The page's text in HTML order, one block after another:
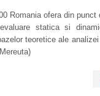
Romania ofera din punct
statica si
teoretice ale